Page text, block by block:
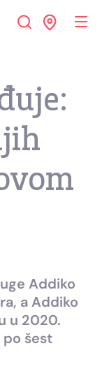
Addiko
a Addiko
u 2020.
po šest